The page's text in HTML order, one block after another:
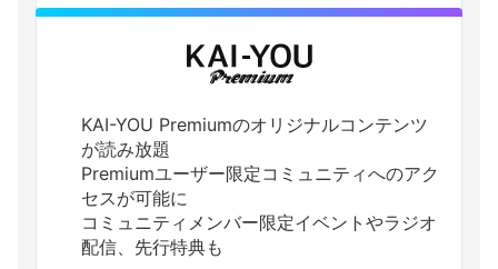
KAI-YOU Premiumのオリジナルコンテンツ
が読み放題
Premiumユーザー限定コミュニティへのアク
セスが可能に
コミュニティメンバー限定イベントやラジオ
配信、先行特典も